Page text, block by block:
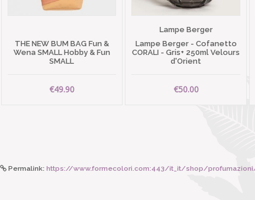
THE NEW BUM BAG Fun &
Wena SMALL Hobby & Fun
SMALL
€49.90
Lampe Berger
Lampe Berger - Cofanetto
CORALI - Gris+ 250ml Velours
d'Orient
€50.00
Permalink: https://www.formecolori.com:443/it_it/shop/profumazioni/